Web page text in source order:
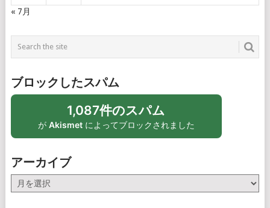
« 7月
ブロックしたスパム
1,087件のスパム
が Akismetによってブロックされました
アーカイブ
ー